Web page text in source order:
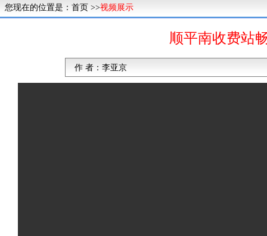
您现在的位置是： 首页 >>视频展示
顺平南收费站
作 者： 李亚京